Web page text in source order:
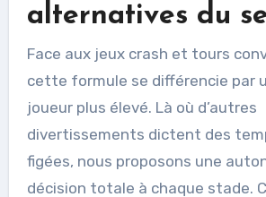
alternatives du
Face aux jeux crash et tours
cette formule se différencie par
joueur plus élevé. Là où d’autres
divertissements dictent des
figées, nous proposons une
décision totale à chaque stade.